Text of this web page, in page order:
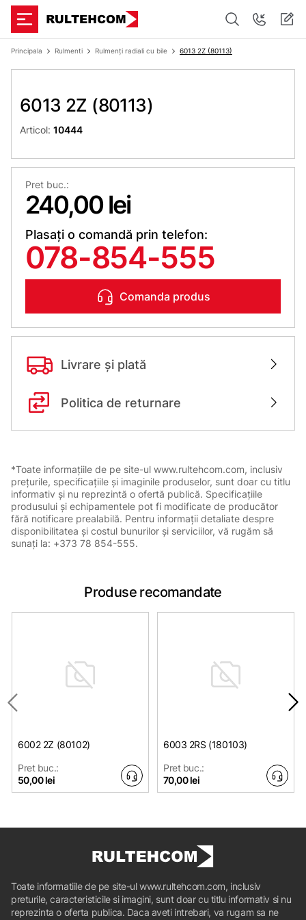
Principala Rulmenti Rulmenți radiali cu bile 6013 2Z (80113)
6013 2Z (80113)
Articol: 10444
Pret buc.:
240,00 lei
Plasați o comandă prin telefon:
078-854-555
Comanda produs
Livrare și plată
Politica de returnare
*Toate informațiile de pe site-ul www.rultehcom.com, inclusiv
prețurile, specificațiile și imaginile produselor, sunt doar cu titlu
informativ și nu reprezintă o ofertă publică. Specificațiile
produsului și echipamentele pot fi modificate de producător
fără notificare prealabilă. Pentru informații detaliate despre
disponibilitatea și costul bunurilor și serviciilor, vă rugăm să
sunați la: +373 78 854-555.
Produse recomandate
6002 2Z (80102)
Pret buc.:
50,00 lei
6003 2RS (180103)
Pret buc.:
70,00 lei
Toate informatiile de pe site-ul www.rultehcom.com, inclusiv
preturile, caracteristicile si imagini, sunt doar cu titlu informativ si nu
reprezinta o oferta publica. Daca aveti intrebari, va rugam sa ne